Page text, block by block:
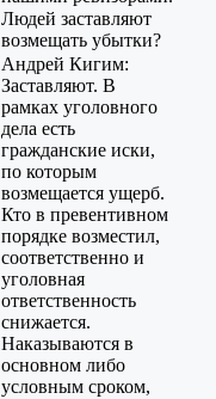
Людей заставляют
возмещать убытки?
Андрей Кигим:
Заставляют. В
рамках уголовного
дела есть
гражданские иски,
по которым
возмещается ущерб.
Кто в превентивном
порядке возместил,
соответственно и
уголовная
ответственность
снижается.
Наказываются в
основном либо
условным сроком,